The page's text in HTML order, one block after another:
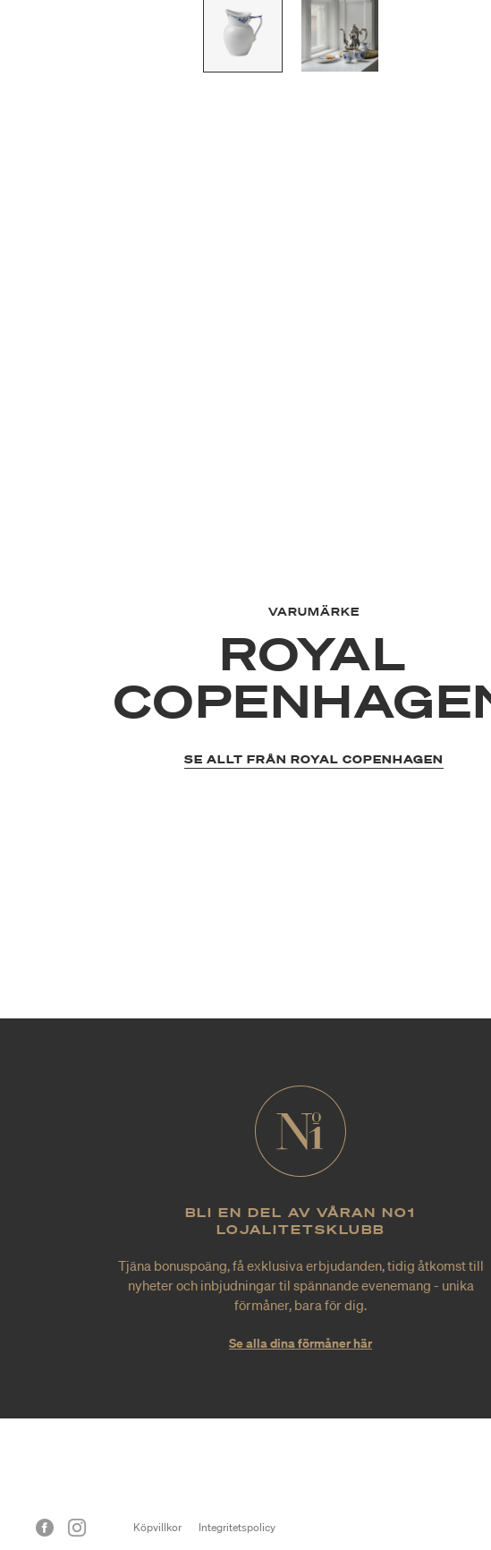
VARUMÄRKE
ROYAL
SE ALLT FRÅN ROYAL COPENHAGEN
BLI EN DEL AV VÅRAN NO1
LOJALITETSKLUBB
Tjäna bonuspoäng, få exklusiva erbjudanden, tidig åtkomst till
nyheter och inbjudningar til spännande evenemang - unika
förmåner, bara för dig.
Se alla dina förmåner här
Köpvillkor
Integritetspolicy